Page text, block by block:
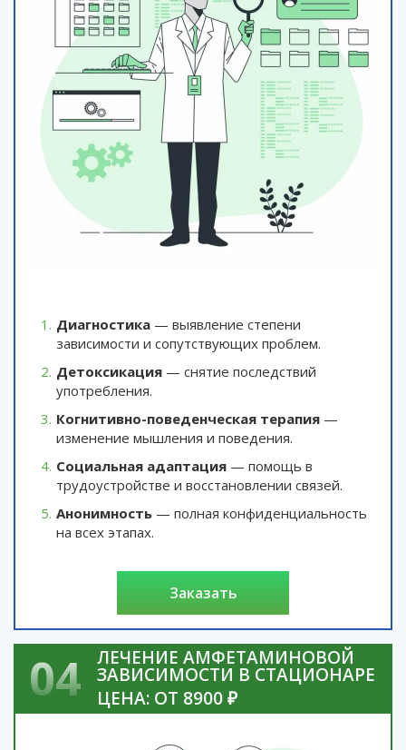
Диагностика — выявление степени
зависимости и сопутствующих проблем.
Детоксикация — снятие последствий
употребления.
Когнитивно-поведенческая терапия —
изменение мышления и поведения.
Социальная адаптация — помощь в
трудоустройстве и восстановлении связей.
Анонимность — полная конфиденциальность
на всех этапах.
заказать
04 ЛЕЧЕНИЕ АМФЕТАМИНОВОЙ
ЗАВИСИМОСТИ В СТАЦИОНАРЕ
ЦЕНА: ОТ 8900 ₽